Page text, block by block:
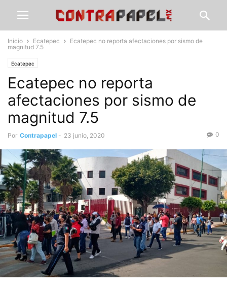
Inicio Ecatepec
Ecatepec no reporta afectaciones por sismo de
magnitud 7.5
Ecatepec
Ecatepec no reporta
afectaciones por sismo de
magnitud 7.5
Por Contrapapel - 23 junio, 2020 0